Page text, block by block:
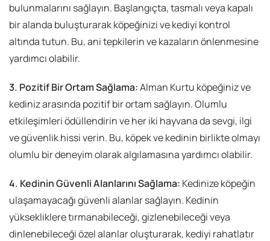
bulunmalarını sağlayın. Başlangıçta, tasmalı veya kapalı
bir alanda buluşturarak köpeğinizi ve kediyi kontrol
altında tutun. Bu, ani tepkilerin ve kazaların önlenmesine
yardımcı olabilir.
3. Pozitif Bir Ortam Sağlama:Alman Kurtu köpeğiniz ve
kediniz arasında pozitif bir ortam sağlayın. Olumlu
etkileşimleri ödüllendirin ve her iki hayvana da sevgi, ilgi
ve güvenlik hissi verin. Bu, köpek ve kedinin birlikte olmayı
olumlu bir deneyim olarak algılamasına yardımcı olabilir.
4. Kedinin Güvenli Alanlarını Sağlama: Kedinize köpeğin
ulaşamayacağı güvenli alanlar sağlayın. Kedinin
yüksekliklere tırmanabileceği, gizlenebileceği veya
dinlenebileceği özel alanlar oluşturarak, kediyi rahatlatır